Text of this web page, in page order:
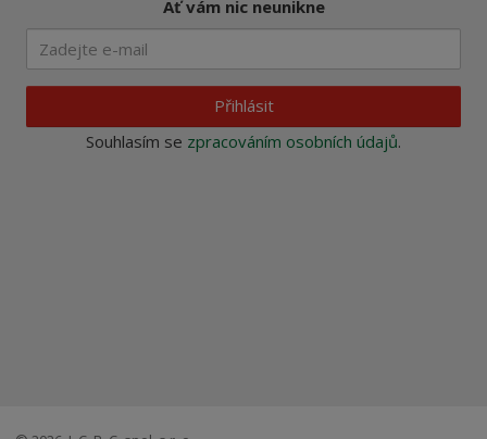
Ať vám nic neunikne
Přihlásit
Souhlasím se zpracováním osobních údajů.